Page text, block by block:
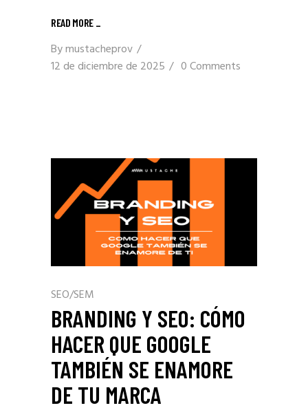
READ MORE _
Bymustacheprov
12 de diciembre de 2025
0 Comments
SEO/SEM
BRANDING Y SEO: CÓMO
HACER QUE GOOGLE
TAMBIÉN SE ENAMORE
DE TU MARCA